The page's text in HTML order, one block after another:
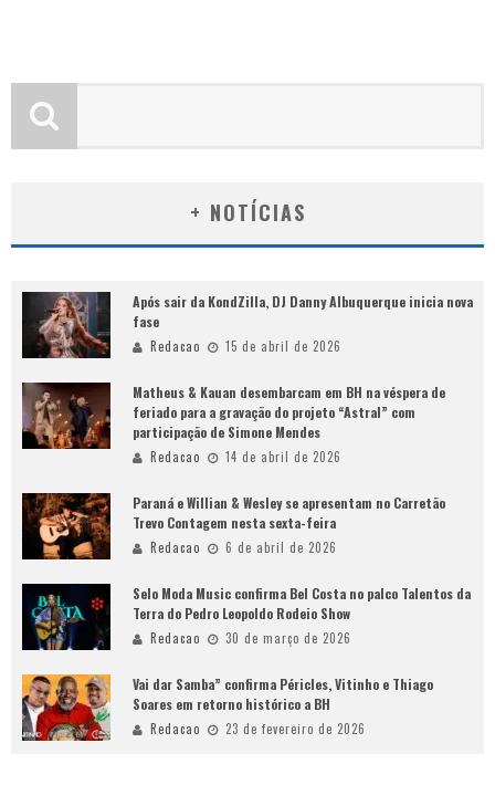
+ NOTÍCIAS
Após sair da KondZilla, DJ Danny Albuquerque inicia nova
fase
Redacao 15 de abril de 2026
Matheus & Kauan desembarcam em BH na véspera de
feriado para a gravação do projeto “Astral” com
participação de Simone Mendes
Redacao 14 de abril de 2026
Paraná e Willian & Wesley se apresentam no Carretão
Trevo Contagem nesta sexta-feira
Redacao 6 de abril de 2026
Selo Moda Music confirma Bel Costa no palco Talentos da
Terra do Pedro Leopoldo Rodeio Show
Redacao 30 de março de 2026
Vai dar Samba” confirma Péricles, Vitinho e Thiago
Soares em retorno histórico a BH
Redacao 23 de fevereiro de 2026